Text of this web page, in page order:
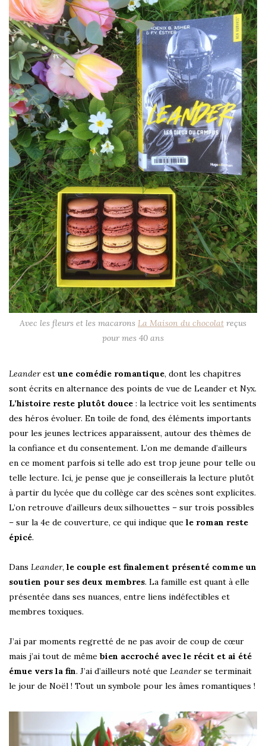
Avec les fleurs et les macarons La Maison du chocolat reçus
pour mes 40 ans
Leanderest une comédie romantique, dont les chapitres
sont écrits en alternance des points de vue de Leander et Nyx.
L’histoire reste plutôt douce : la lectrice voit les sentiments
des héros évoluer. En toile de fond, des éléments importants
pour les jeunes lectrices apparaissent, autour des thèmes de
la confiance et du consentement. L’on me demande d’ailleurs
en ce moment parfois si telle ado est trop jeune pour telle ou
telle lecture. Ici, je pense que je conseillerais la lecture plutôt
à partir du lycée que du collège car des scènes sont explicites.
L’on retrouve d’ailleurs deux silhouettes – sur trois possibles
– sur la 4e de couverture, ce qui indique que le roman reste
épicé.
Dans Leander, le couple est finalement présenté comme un
soutien pour ses deux membres. La famille est quant à elle
présentée dans ses nuances, entre liens indéfectibles et
membres toxiques.
J’ai par moments regretté de ne pas avoir de coup de cœur
mais j’ai tout de même bien accroché avec le récit et ai été
émue vers la fin. J’ai d’ailleurs noté que Leanderse terminait
le jour de Noël ! Tout un symbole pour les âmes romantiques !